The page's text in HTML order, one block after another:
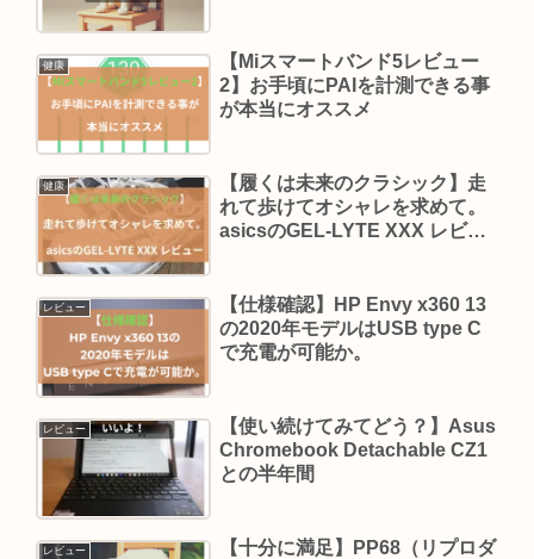
健康
【Miスマートバンド5レビュー
2】お手頃にPAIを計測できる事
が本当にオススメ
健康
【履くは未来のクラシック】走
れて歩けてオシャレを求めて。
asicsのGEL-LYTE XXX レビュ
レビュー
【仕様確認】HP Envy x360 13
の2020年モデルはUSB type C
で充電が可能か。
レビュー
【使い続けてみてどう？】Asus
Chromebook Detachable CZ1
との半年間
レビュー
【十分に満足】PP68（リプロダ